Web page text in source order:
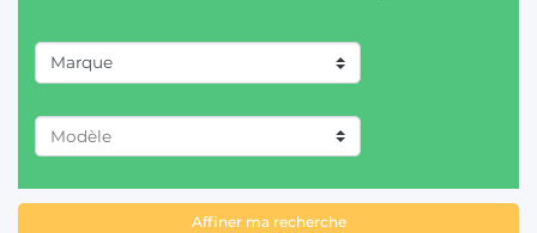
Marque
CASE IH (6)
CLAAS / RENAULT (2)
DAVID BROWN (1)Affiner ma recherche